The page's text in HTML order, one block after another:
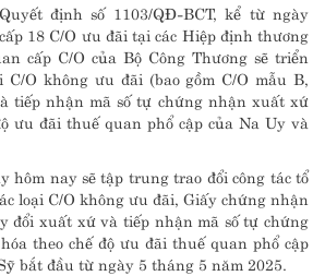
định số 1103/QĐ-BCT, kể từ ngày
18 C/O ưu đãi tại các Hiệp định thương
cấp C/O của Bộ Công Thương sẽ triển
C/O không ưu đãi (bao gồm C/O mẫu B,
tiếp nhận mã số tự chứng nhận xuất xứ
ưu đãi thuế quan phổ cập của Na Uy và
hôm nay sẽ tập trung trao đổi công tác tổ
loại C/O không ưu đãi, Giấy chứng nhận
đổi xuất xứ và tiếp nhận mã số tự chứng
theo chế độ ưu đãi thuế quan phổ cập
bắt đầu từ ngày 5 tháng 5 năm 2025.